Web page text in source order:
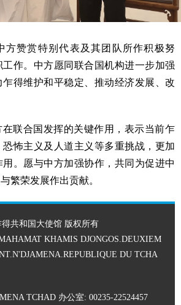
方赞赏特别代表及其团队所作积极努
作。中方愿同联合国机构进一步加强
得维护和平稳定、推动经济发展、改
在联合国发挥的关键作用，表示当前乍
怖主义及人道主义等多重挑战，更加
。愿与中方加强协作，共同为促进中
繁荣发展作出贡献。
共和国大使馆 版权所有
KHAMIS DJONGOS.DEUXIEM
DU TCHA
TCHAD 办公室: 00235-22524457